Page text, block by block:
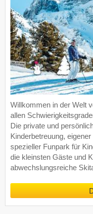
Willkommen in der Welt
allen
Die private und
Kinderbetreuung,
spezieller Funpark für
die kleinsten Gäste und
abwechslungsreiche